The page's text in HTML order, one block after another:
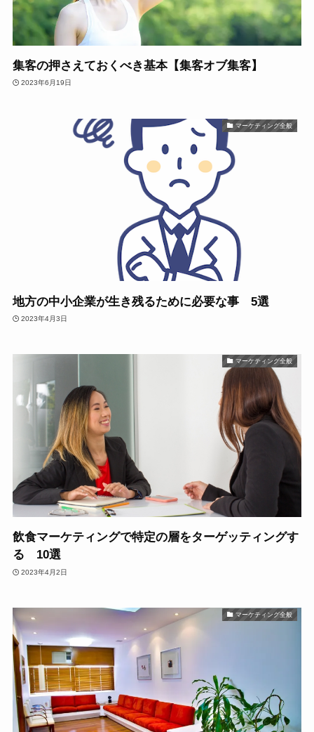
集客の押さえておくべき基本【集客オブ集客】
2023年6月19日
マーケティング全般
地方の中小企業が生き残るために必要な事 5選
2023年4月3日
マーケティング全般
飲食マーケティングで特定の層をターゲッティングす
る 10選
2023年4月2日
マーケティング全般